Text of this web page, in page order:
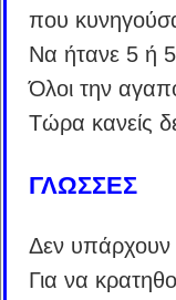
που
Να ήτανε 5 ή
Όλοι την
Τώρα κανείς
ΓΛΩΣΣΕΣ
Δεν υπάρχουν
Για να